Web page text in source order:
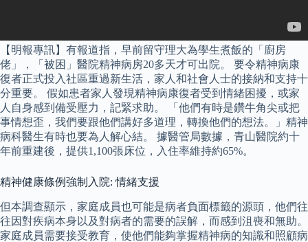
【明報專訊】有報道指，早前留守理大為學生煮飯的「廚房
佬」，「被困」醫院精神病房20多天才可出院。 要令精神病康
復者正式投入社區重過新生活，家人和社會人士的接納和支持十
分重要。 假如患者家人發現精神病康復者受到情緒困擾，或家
人自身感到備受壓力，記緊求助。 「他們有時是鑽牛角尖或把
事情想歪，我們要跟他們講好多道理，轉換他們的想法。」精神
病科醫生有時也要為人解心結。 據醫管局數據，青山醫院約十
年前重建後，提供1,100張床位，入住率維持約65%。
精神健康條例強制入院: 情緒支援
但本調查顯示，家庭成員也可能是病者負面標籤的源頭，他們往
往因對疾病本身以及對病者的需要的誤解，而感到沮喪和無助。
家庭成員需要接受教育，使他們能夠掌握精神病的知識和照顧病